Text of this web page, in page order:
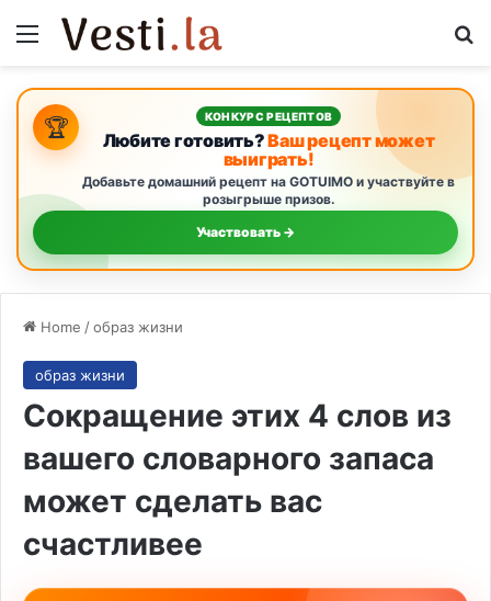
Menu
🏆 КОНКУРС РЕЦЕПТОВ
Любите готовить?Ваш рецепт может
выиграть!
Добавьте домашний рецепт на GOTUIMO и участвуйте в
розыгрыше призов.
Участвовать →
Home /образ жизни
образ жизни
Сокращение этих 4 слов из
вашего словарного запаса
может сделать вас
счастливее